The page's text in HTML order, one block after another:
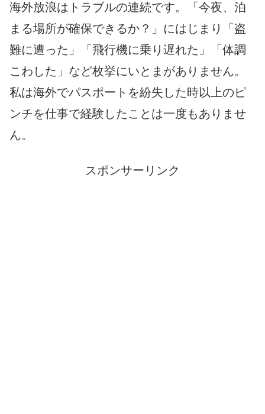
海外放浪はトラブルの連続です。「今夜、泊
まる場所が確保できるか？」にはじまり「盗
難に遭った」「飛行機に乗り遅れた」「体調
こわした」など枚挙にいとまがありません。
私は海外でパスポートを紛失した時以上のピ
ンチを仕事で経験したことは一度もありませ
ん。
スポンサーリンク